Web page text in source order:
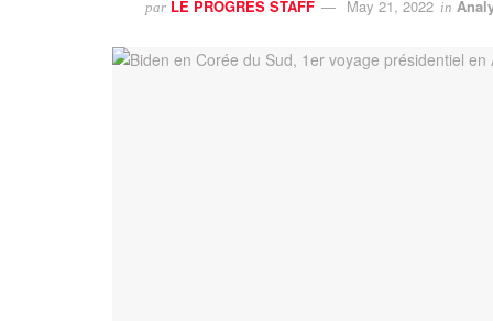
par LE PROGRES STAFF May 21, 2022 in